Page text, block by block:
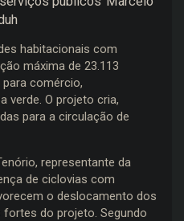
habitacionais com
máxima de 23.113
comércio,
verde. O projeto cria,
para a circulação de
representante da
de ciclovias com
o deslocamento dos
do projeto. Segundo